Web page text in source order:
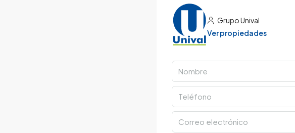
Grupo Unival
Ver propiedades